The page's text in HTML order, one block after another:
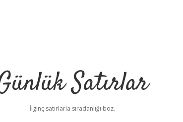
Satırlar
İlginç satırlarla sıradanlığı boz.